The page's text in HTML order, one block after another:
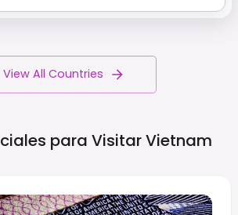
View All Countries
para VisitarVietnam